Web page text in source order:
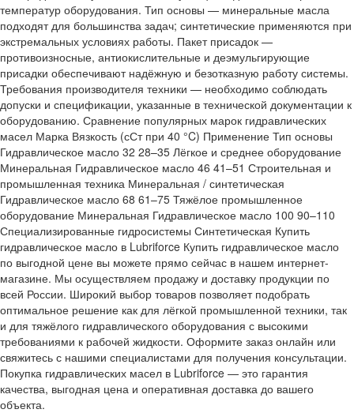
температур оборудования. Тип основы — минеральные масла
подходят для большинства задач; синтетические применяются при
экстремальных условиях работы. Пакет присадок —
противоизносные, антиокислительные и деэмульгирующие
присадки обеспечивают надёжную и безотказную работу системы.
Требования производителя техники — необходимо соблюдать
допуски и спецификации, указанные в технической документации к
оборудованию. Сравнение популярных марок гидравлических
масел Марка Вязкость (сСт при 40 °C) Применение Тип основы
Гидравлическое масло 32 28–35 Лёгкое и среднее оборудование
Минеральная Гидравлическое масло 46 41–51 Строительная и
промышленная техника Минеральная / синтетическая
Гидравлическое масло 68 61–75 Тяжёлое промышленное
оборудование Минеральная Гидравлическое масло 100 90–110
Специализированные гидросистемы Синтетическая Купить
гидравлическое масло в Lubriforce Купить гидравлическое масло
по выгодной цене вы можете прямо сейчас в нашем интернет-
магазине. Мы осуществляем продажу и доставку продукции по
всей России. Широкий выбор товаров позволяет подобрать
оптимальное решение как для лёгкой промышленной техники, так
и для тяжёлого гидравлического оборудования с высокими
требованиями к рабочей жидкости. Оформите заказ онлайн или
свяжитесь с нашими специалистами для получения консультации.
Покупка гидравлических масел в Lubriforce — это гарантия
качества, выгодная цена и оперативная доставка до вашего
объекта.